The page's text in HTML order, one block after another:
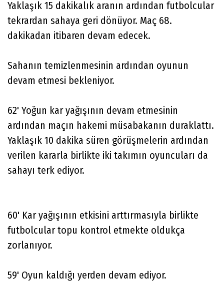
Yaklaşık 15 dakikalık aranın ardından futbolcular
tekrardan sahaya geri dönüyor. Maç 68.
dakikadan itibaren devam edecek.
Sahanın temizlenmesinin ardından oyunun
devam etmesi bekleniyor.
62' Yoğun kar yağışının devam etmesinin
ardından maçın hakemi müsabakanın duraklattı.
Yaklaşık 10 dakika süren görüşmelerin ardından
verilen kararla birlikte iki takımın oyuncuları da
sahayı terk ediyor.
60' Kar yağışının etkisini arttırmasıyla birlikte
futbolcular topu kontrol etmekte oldukça
zorlanıyor.
59' Oyun kaldığı yerden devam ediyor.